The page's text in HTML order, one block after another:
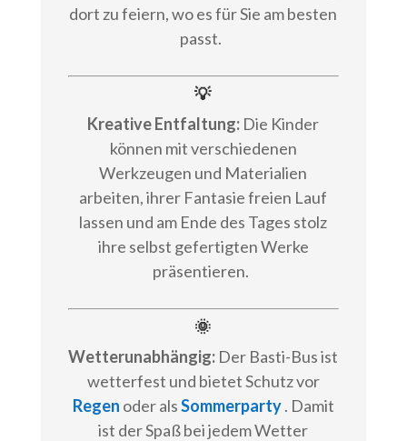
dort zu feiern, wo es für Sie am besten
passt.
💡
Kreative Entfaltung: Die Kinder
können mit verschiedenen
Werkzeugen und Materialien
arbeiten, ihrer Fantasie freien Lauf
lassen und am Ende des Tages stolz
ihre selbst gefertigten Werke
präsentieren.
🌞
Wetterunabhängig: Der Basti-Bus ist
wetterfest und bietet Schutz vor
Regen oder alsSommerparty. Damit
ist der Spaß bei jedem Wetter